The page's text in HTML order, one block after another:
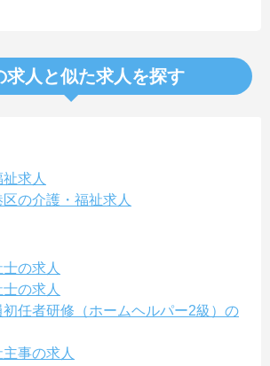
求人と似た求人を探す
求人
の介護・福祉求人
の求人
の求人
任者研修（ホームヘルパー2級）の
事の求人